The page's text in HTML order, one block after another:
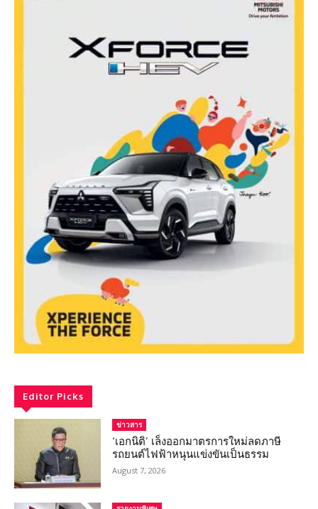
Editor Picks
ข่าวสาร
‘เอกนิติ’ เล็งออกมาตรการใหม่ลดภาษี
รถยนต์ไฟฟ้าหนุนแข่งขันเป็นธรรม
August 7, 2026